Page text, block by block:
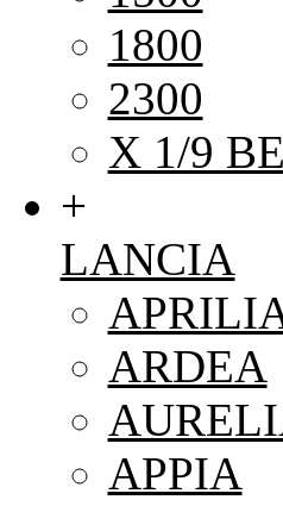
1800
2300
X 1/9
+
LANCIA
ARDEA
APPIA